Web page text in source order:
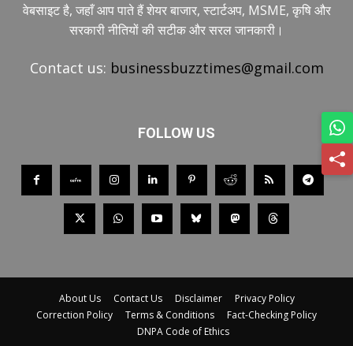
वेबसाइट है, जहाँ आप पाते हैं शेयर बाजार, स्टार्टअप, MSME, कृषि और
सरकारी नीतियों की सटीक और सरल जानकारी।
Contact us: businessbuzztimes@gmail.com
FOLLOW US
About Us Contact Us Disclaimer
Privacy Policy
Correction Policy
Terms & Conditions
Fact-Checking Policy
DNPA Code of Ethics